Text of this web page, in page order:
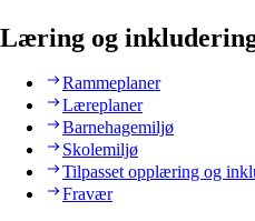
Læring og
Rammeplaner
Læreplaner
Barnehagemiljø
Skolemiljø
Tilpasset opplæring og
Fravær